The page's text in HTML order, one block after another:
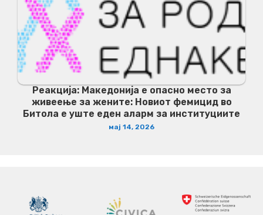
Реакција: Македонија е опасно место за
живеење за жените: Новиот фемицид во
Битола е уште еден аларм за институциите
мај 14, 2026